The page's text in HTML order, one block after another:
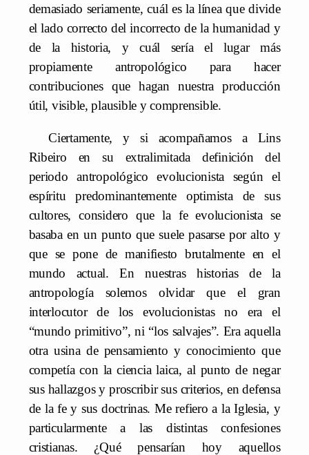
demasiado seriamente, cuál es la línea que divide
el lado correcto del incorrecto de la humanidad y
de la historia, y cuál sería el lugar más
propiamente antropológico para hacer
contribuciones que hagan nuestra producción
útil, visible, plausible y comprensible.
Ciertamente, y si acompañamos a Lins
Ribeiro en su extralimitada definición del
periodo antropológico evolucionista según el
espíritu predominantemente optimista de sus
cultores, considero que la fe evolucionista se
basaba en un punto que suele pasarse por alto y
que se pone de manifiesto brutalmente en el
mundo actual. En nuestras historias de la
antropología solemos olvidar que el gran
interlocutor de los evolucionistas no era el
“mundo primitivo”, ni “los salvajes”. Era aquella
otra usina de pensamiento y conocimiento que
competía con la ciencia laica, al punto de negar
sus hallazgos y proscribir sus criterios, en defensa
de la fe y sus doctrinas. Me refiero a la Iglesia, y
particularmente a las distintas confesiones
cristianas. ¿Qué pensarían hoy aquellos